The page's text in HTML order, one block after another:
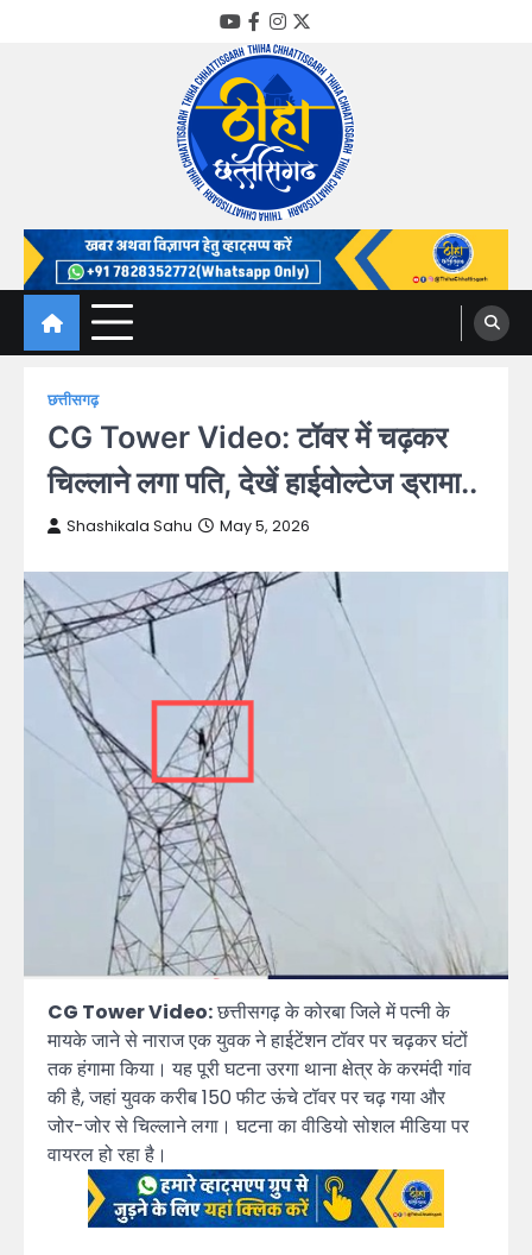
YouTube
Facebook
Instagram
Twitter
Thiha Chhattisgarh
गोठ जन-जन के
छत्तीसगढ़
CG Tower Video: टॉवर में चढ़कर
चिल्लाने लगा पति, देखें हाईवोल्टेज ड्रामा..
Shashikala Sahu May 5, 2026
CG Tower Video:छत्तीसगढ़ के कोरबा जिले में पत्नी के
मायके जाने से नाराज एक युवक ने हाईटेंशन टॉवर पर चढ़कर घंटों
तक हंगामा किया। यह पूरी घटना उरगा थाना क्षेत्र के करमंदी गांव
की है, जहां युवक करीब 150 फीट ऊंचे टॉवर पर चढ़ गया और
जोर-जोर से चिल्लाने लगा। घटना का वीडियो सोशल मीडिया पर
वायरल हो रहा है।